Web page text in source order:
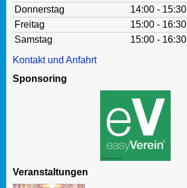
Donnerstag
14:00 - 15:30
Freitag
15:00 - 16:30
Samstag
15:00 - 16:30
Kontakt und Anfahrt
Sponsoring
Veranstaltungen